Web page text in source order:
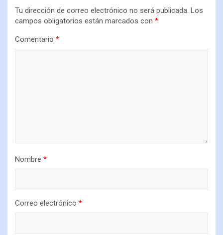
Tu dirección de correo electrónico no será publicada. Los
campos obligatorios están marcados con *
Comentario *
Nombre *
Correo electrónico *